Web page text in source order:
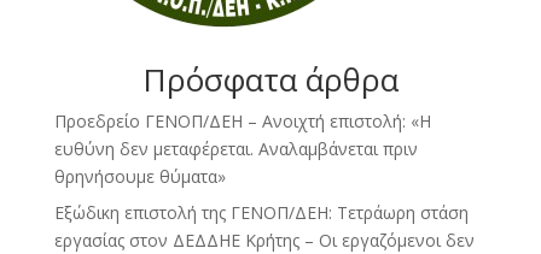
Πρόσφατα άρθρα
Προεδρείο ΓΕΝΟΠ/ΔΕΗ – Ανοιχτή επιστολή: «Η
ευθύνη δεν μεταφέρεται. Αναλαμβάνεται πριν
θρηνήσουμε θύματα»
Εξώδικη επιστολή της ΓΕΝΟΠ/ΔΕΗ: Τετράωρη στάση
εργασίας στον ΔΕΔΔΗΕ Κρήτης – Οι εργαζόμενοι δεν